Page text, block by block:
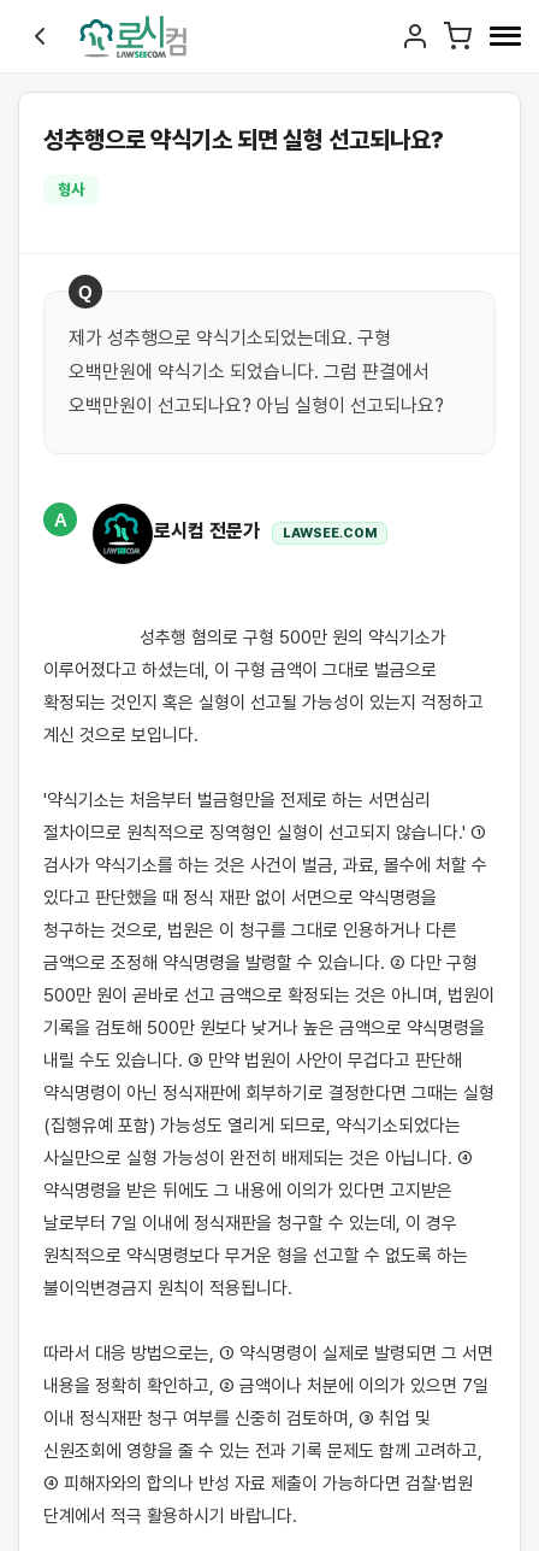
성추행으로 약식기소 되면 실형 선고되나요?
형사
Q
제가 성추행으로 약식기소되었는데요. 구형
오백만원에 약식기소 되었습니다. 그럼 퍈결에서
오백만원이 선고되나요? 아님 실형이 선고되나요?
A
로시컴 전문가 LAWSEE.COM
이루어졌다고 하셨는데, 이 구형 금액이 그대로 벌금으로
확정되는 것인지 혹은 실형이 선고될 가능성이 있는지 걱정하고
계신 것으로 보입니다.
'약식기소는 처음부터 벌금형만을 전제로 하는 서면심리
절차이므로 원칙적으로 징역형인 실형이 선고되지 않습니다.' ①
검사가 약식기소를 하는 것은 사건이 벌금, 과료, 몰수에 처할 수
있다고 판단했을 때 정식 재판 없이 서면으로 약식명령을
청구하는 것으로, 법원은 이 청구를 그대로 인용하거나 다른
금액으로 조정해 약식명령을 발령할 수 있습니다. ② 다만 구형
500만 원이 곧바로 선고 금액으로 확정되는 것은 아니며, 법원이
기록을 검토해 500만 원보다 낮거나 높은 금액으로 약식명령을
내릴 수도 있습니다. ③ 만약 법원이 사안이 무겁다고 판단해
약식명령이 아닌 정식재판에 회부하기로 결정한다면 그때는 실형
(집행유예 포함) 가능성도 열리게 되므로, 약식기소되었다는
사실만으로 실형 가능성이 완전히 배제되는 것은 아닙니다. ④
약식명령을 받은 뒤에도 그 내용에 이의가 있다면 고지받은
날로부터 7일 이내에 정식재판을 청구할 수 있는데, 이 경우
원칙적으로 약식명령보다 무거운 형을 선고할 수 없도록 하는
불이익변경금지 원칙이 적용됩니다.
따라서 대응 방법으로는, ① 약식명령이 실제로 발령되면 그 서면
내용을 정확히 확인하고, ② 금액이나 처분에 이의가 있으면 7일
이내 정식재판 청구 여부를 신중히 검토하며, ③ 취업 및
신원조회에 영향을 줄 수 있는 전과 기록 문제도 함께 고려하고,
④ 피해자와의 합의나 반성 자료 제출이 가능하다면 검찰·법원
단계에서 적극 활용하시기 바랍니다.